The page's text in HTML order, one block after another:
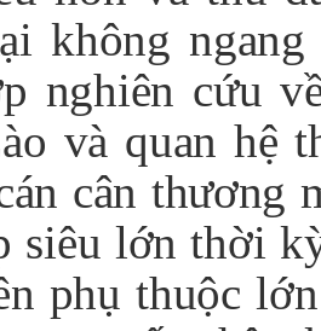
không
nghiên cứu
và quan hệ
cân thương
siêu lớn thời
phụ thuộc